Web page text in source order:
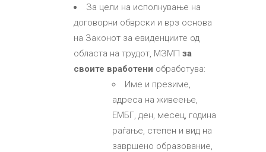
За цели на исполнување на
договорни обврски и врз основа
на Законот за евиденциите од
областа на трудот, МЗМП за
своите вработени обработува:
Име и презиме,
адреса на живеење,
ЕМБГ, ден, месец, година
раѓање, степен и вид на
завршено образование,